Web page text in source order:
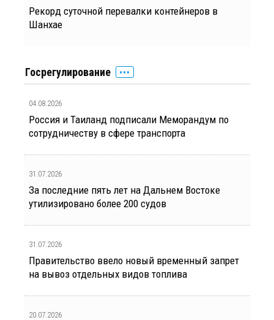
Рекорд суточной перевалки контейнеров в
Шанхае
Госрегулирование
04.08.2026
Россия и Таиланд подписали Меморандум по
сотрудничеству в сфере транспорта
31.07.2026
За последние пять лет на Дальнем Востоке
утилизировано более 200 судов
31.07.2026
Правительство ввело новый временный запрет
на вывоз отдельных видов топлива
20.07.2026